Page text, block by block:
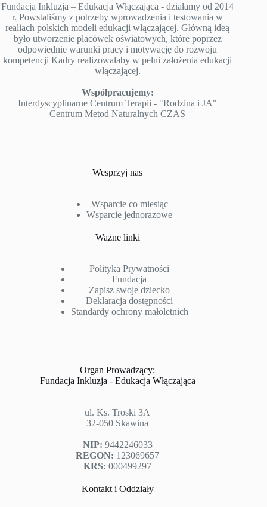
Fundacja Inkluzja – Edukacja Włączająca - działamy od 2014
r. Powstaliśmy z potrzeby wprowadzenia i testowania w
realiach polskich modeli edukacji włączającej. Główną ideą
było utworzenie placówek oświatowych, które poprzez
odpowiednie warunki pracy i motywację do rozwoju
kompetencji Kadry realizowałaby w pełni założenia edukacji
włączającej.
Współpracujemy:
Interdyscyplinarne Centrum Terapii - "Rodzina i JA"
Centrum Metod Naturalnych CZAS
Wesprzyj nas
Wsparcie co miesiąc
Wsparcie jednorazowe
Ważne linki
Polityka Prywatności
Fundacja
Zapisz swoje dziecko
Deklaracja dostępności
Standardy ochrony małoletnich
Organ Prowadzący:
Fundacja Inkluzja - Edukacja Włączająca
ul. Ks. Troski 3A
32-050 Skawina
NIP: 9442246033
REGON: 123069657
KRS: 000499297
Kontakt i Oddziały